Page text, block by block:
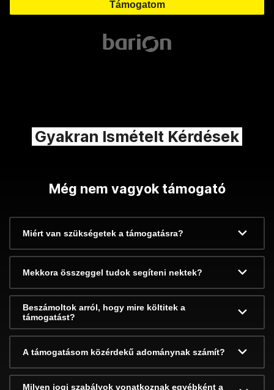
Gyakran Ismételt Kérdések
Még nem vagyok támogató
Miért van szükségetek a támogatásra?
Mekkora összeggel tudok segíteni nektek?
Beszámoltok arról, hogy mire költitek a
támogatást?
A támogatásom közérdekű adománynak számít?
Milyen jogi szabályok vonatkoznak egyébként a